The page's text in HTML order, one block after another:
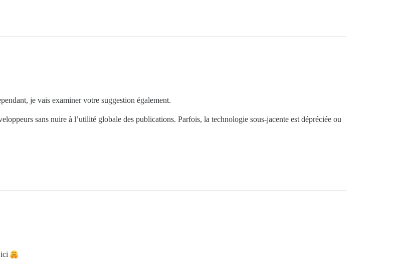
je vais examiner votre suggestion également.
sans nuire à l’utilité globale des publications. Parfois, la technologie sous-jacente est dépréciée ou